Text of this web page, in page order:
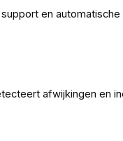
en
afwijkingen en